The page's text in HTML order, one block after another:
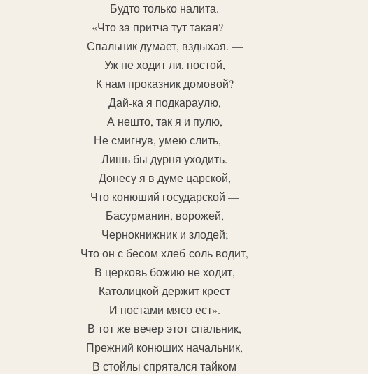
Будто только налита.
«Что за притча тут такая? —
Спальник думает, вздыхая. —
Уж не ходит ли, постой,
К нам проказник домовой?
Дай-ка я подкараулю,
А нешто, так я и пулю,
Не смигнув, умею слить, —
Лишь бы дурня уходить.
Донесу я в думе царской,
Что конюший государской —
Басурманин, ворожей,
Чернокнижник и злодей;
Что он с бесом хлеб-соль водит,
В церковь божию не ходит,
Католицкой держит крест
И постами мясо ест».
В тот же вечер этот спальник,
Прежний конюших начальник,
В стойлы спрятался тайком